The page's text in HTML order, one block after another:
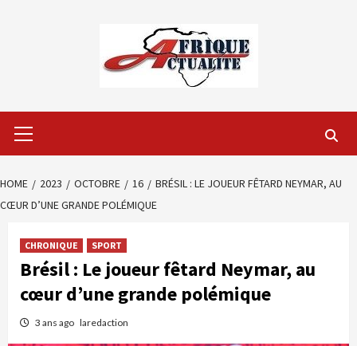
Menu
HOME 2023 OCTOBRE 16
BRÉSIL : LE JOUEUR FÊTARD NEYMAR, AU
CŒUR D’UNE GRANDE POLÉMIQUE
CHRONIQUE SPORT
Brésil : Le joueur fêtard Neymar, au
cœur d’une grande polémique
3 ans ago laredaction